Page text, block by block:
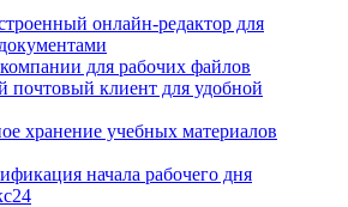
онлайн-редактор для
для рабочих файлов
почтовый клиент для удобной
хранение учебных материалов
начала рабочего дня